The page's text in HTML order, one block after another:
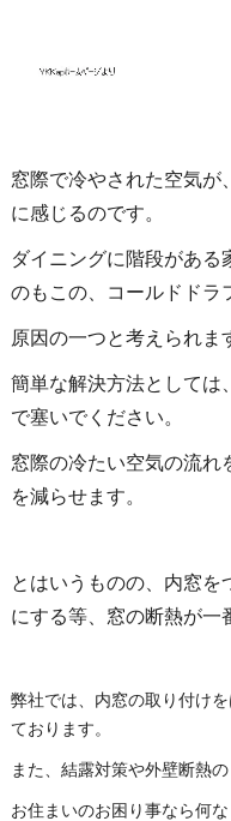
窓際で冷やされた空気
に感じるのです。
ダイニングに階段があ
のもこの、コールドドラ
原因の一つと考えられま
簡単な解決方法として
で塞いでください。
窓際の冷たい空気の流
を減らせます。
とはいうものの、内窓
にする等、窓の断熱が一
弊社では、内窓の取り付け
ております。
また、結露対策や外壁断熱
お住まいのお困り事なら何な